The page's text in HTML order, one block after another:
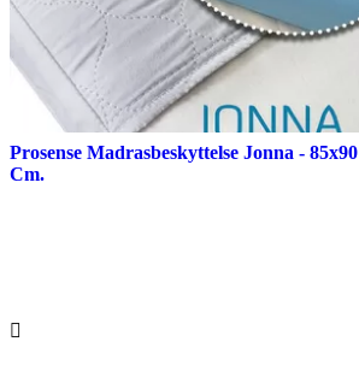
Prosense Madrasbeskyttelse Jonna - 85x90
Cm.